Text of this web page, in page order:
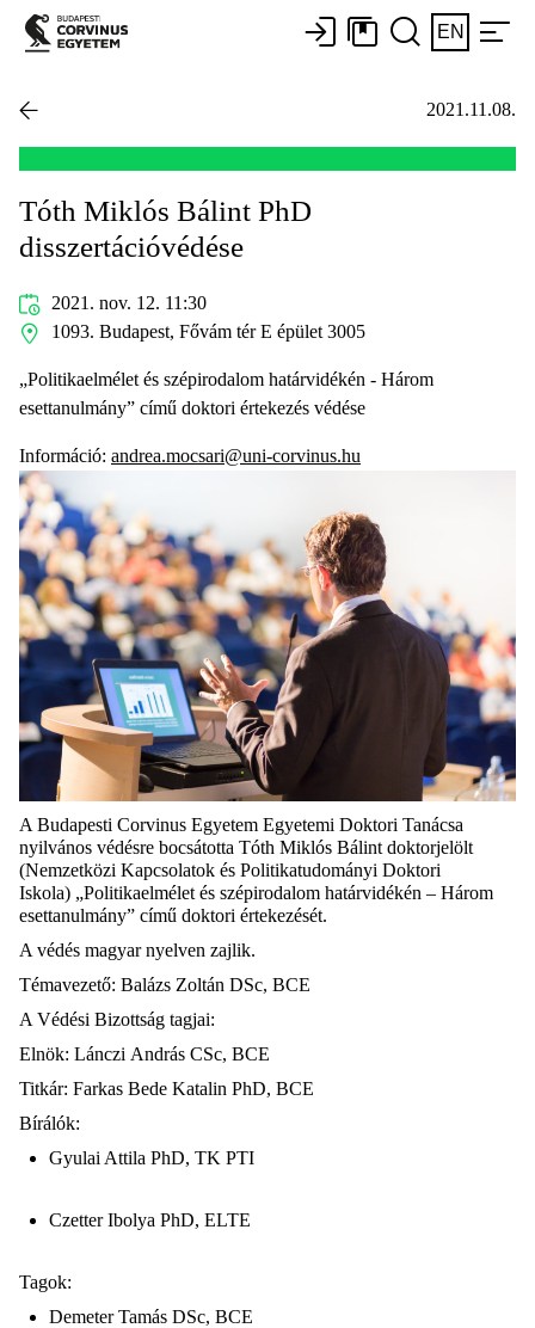
EN
2021.11.08.
Tóth Miklós Bálint PhD
disszertációvédése
2021. nov. 12. 11:30
1093. Budapest, Fővám tér E épület 3005
„Politikaelmélet és szépirodalom határvidékén - Három
esettanulmány” című doktori értekezés védése
Információ: andrea.mocsari@uni-corvinus.hu
A Budapesti Corvinus Egyetem Egyetemi Doktori Tanácsa
nyilvános védésre bocsátotta Tóth Miklós Bálint doktorjelölt
(Nemzetközi Kapcsolatok és Politikatudományi Doktori
Iskola) „Politikaelmélet és szépirodalom határvidékén – Három
esettanulmány” című doktori értekezését.
A védés magyar nyelven zajlik.
Témavezető: Balázs Zoltán DSc, BCE
A Védési Bizottság tagjai:
Elnök: Lánczi András CSc, BCE
Titkár: Farkas Bede Katalin PhD, BCE
Bírálók:
Gyulai Attila PhD, TK PTI
Czetter Ibolya PhD, ELTE
Tagok:
Demeter Tamás DSc, BCE